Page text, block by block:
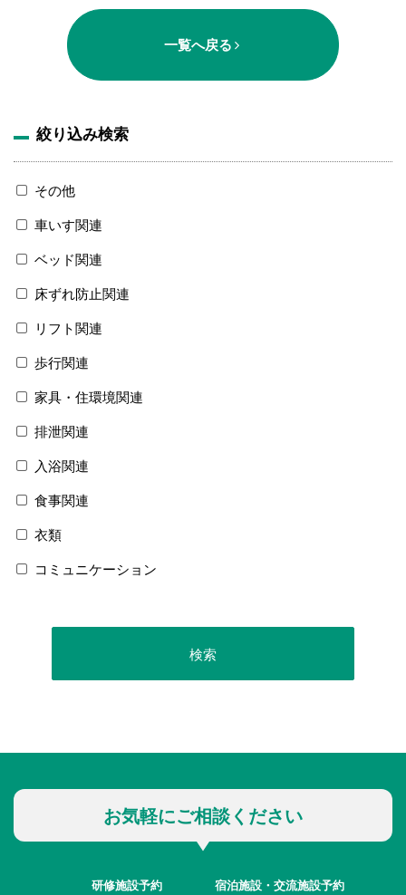
一覧へ戻る
絞り込み検索
その他
車いす関連
ベッド関連
床ずれ防止関連
リフト関連
歩行関連
家具・住環境関連
排泄関連
入浴関連
食事関連
衣類
コミュニケーション
お気軽にご相談ください
研修施設予約 宿泊施設・交流施設予約